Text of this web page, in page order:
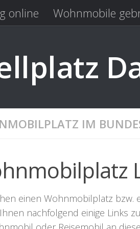
online Wohnmobile
IM
einen Wohnmobilplatz bzw.
nachfolgend einige Links